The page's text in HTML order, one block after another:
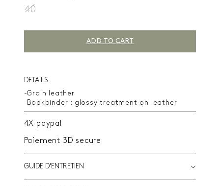
40
ADD TO CART
DETAILS
-Grain leather
-Bookbinder : glossy treatment on leather
4X paypal
Paiement 3D secure
GUIDE D'ENTRETIEN